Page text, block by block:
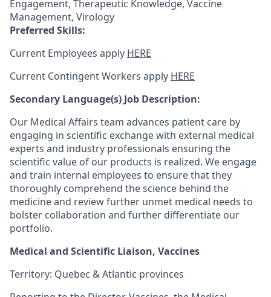
Engagement, Therapeutic Knowledge, Vaccine
Management, Virology
Preferred Skills:
Current Employees apply HERE
Current Contingent Workers apply HERE
Secondary Language(s) Job Description:
Our Medical Affairs team advances patient care by
engaging in scientific exchange with external medical
experts and industry professionals ensuring the
scientific value of our products is realized. We engage
and train internal employees to ensure that they
thoroughly comprehend the science behind the
medicine and review further unmet medical needs to
bolster collaboration and further differentiate our
portfolio.
Medical and Scientific Liaison, Vaccines
Territory: Quebec & Atlantic provinces